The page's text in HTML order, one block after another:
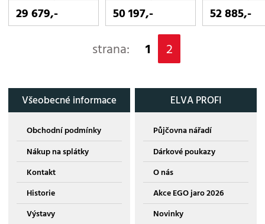
29 679,- 50 197,- 52 885,-
strana: 1 2
Všeobecné informace
Obchodní podmínky
Nákup na splátky
Kontakt
Historie
Výstavy
ELVA PROFI
Půjčovna nářadí
Dárkové poukazy
O nás
Akce EGO jaro 2026
Novinky